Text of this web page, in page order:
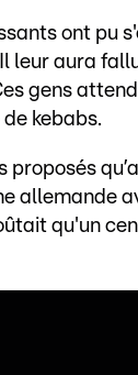
ont pu
leur aura
gens
kebabs.
proposés
allemande
qu'un